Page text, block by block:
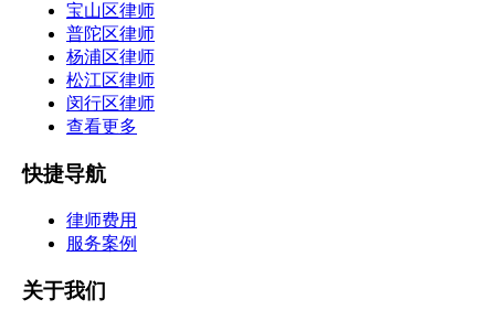
宝山区律师
普陀区律师
杨浦区律师
松江区律师
闵行区律师
查看更多
快捷导航
律师费用
服务案例
关于我们